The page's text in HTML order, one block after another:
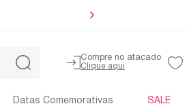
Compre no atacado
Datas Comemorativas SALE